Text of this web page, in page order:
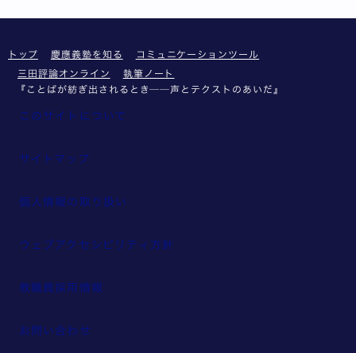
トップ 慶應義塾を知る
コミュニケーションツール
三田評論オンライン
執筆ノート
『ことばが紡ぎ出されるとき──声とテクストのあいだ』
このサイトについて
サイトマップ
個人情報の取り扱い
ウェブアクセシビリティ方針
教職員採用情報
お問い合わせ